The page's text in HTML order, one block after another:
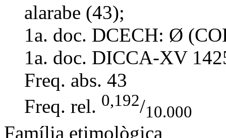
alarabe (43);
1a. doc. DCECH: Ø
1a. doc. DICCA-XV
Freq. abs. 43
Freq. rel. 0,192/10.000
Família etimològica